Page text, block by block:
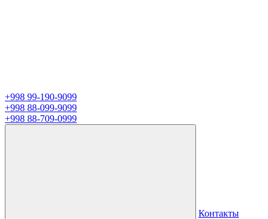
+998 99-190-9099
+998 88-099-9099
+998 88-709-0999
Контакты